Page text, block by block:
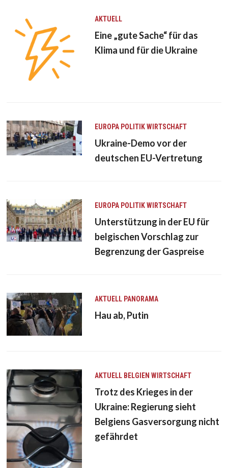
AKTUELL
Eine „gute Sache“ für das
Klima und für die Ukraine
EUROPA POLITIKWIRTSCHAFT
Ukraine-Demo vor der
deutschen EU-Vertretung
EUROPA POLITIKWIRTSCHAFT
Unterstützung in der EU für
belgischen Vorschlag zur
Begrenzung der Gaspreise
AKTUELL PANORAMA
Hau ab, Putin
AKTUELL BELGIEN WIRTSCHAFT
Trotz des Krieges in der
Ukraine: Regierung sieht
Belgiens Gasversorgung nicht
gefährdet